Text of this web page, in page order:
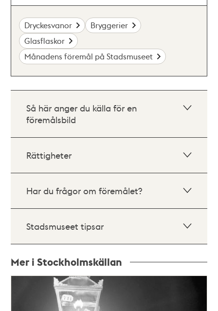
Dryckesvanor
Bryggerier
Glasflaskor
Månadens föremål på Stadsmuseet
Så här anger du källa för en
föremålsbild
Rättigheter
Har du frågor om föremålet?
Stadsmuseet tipsar
Mer i Stockholmskällan